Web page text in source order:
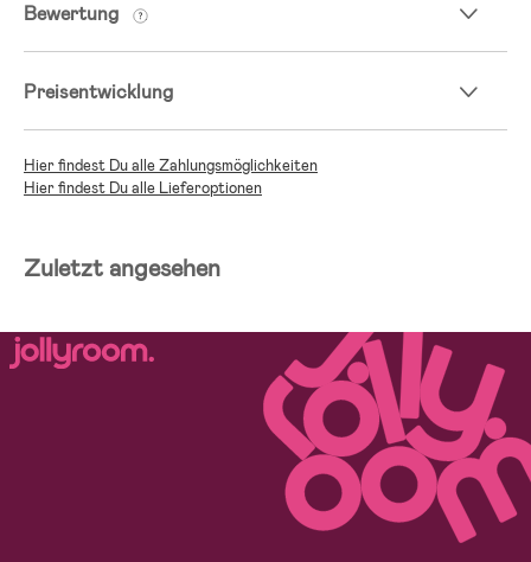
Bewertung
Preisentwicklung
Hier findest Du alle Zahlungsmöglichkeiten
Hier findest Du alle Lieferoptionen
Zuletzt angesehen